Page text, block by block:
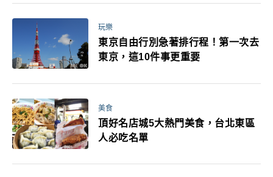
玩樂
東京自由行別急著排行程！第一次去
東京，這10件事更重要
美食
頂好名店城5大熱門美食，台北東區
人必吃名單